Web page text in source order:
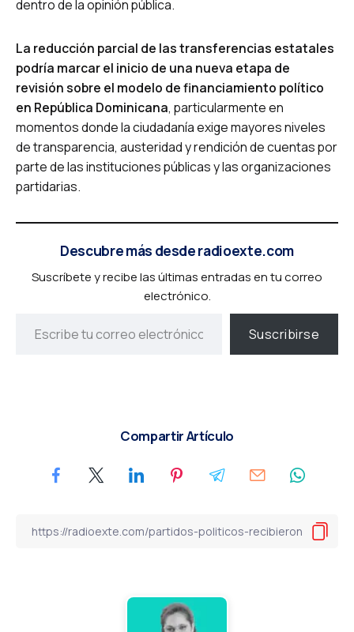
dentro de la opinión pública.
La reducción parcial de las transferencias estatales
podría marcar el inicio de una nueva etapa de
revisión sobre el modelo de financiamiento político
en República Dominicana, particularmente en
momentos donde la ciudadanía exige mayores niveles
de transparencia, austeridad y rendición de cuentas por
parte de las instituciones públicas y las organizaciones
partidarias.
Descubre más desde radioexte.com
Suscríbete y recibe las últimas entradas en tu correo
electrónico.
Suscribirse
Compartir Artículo